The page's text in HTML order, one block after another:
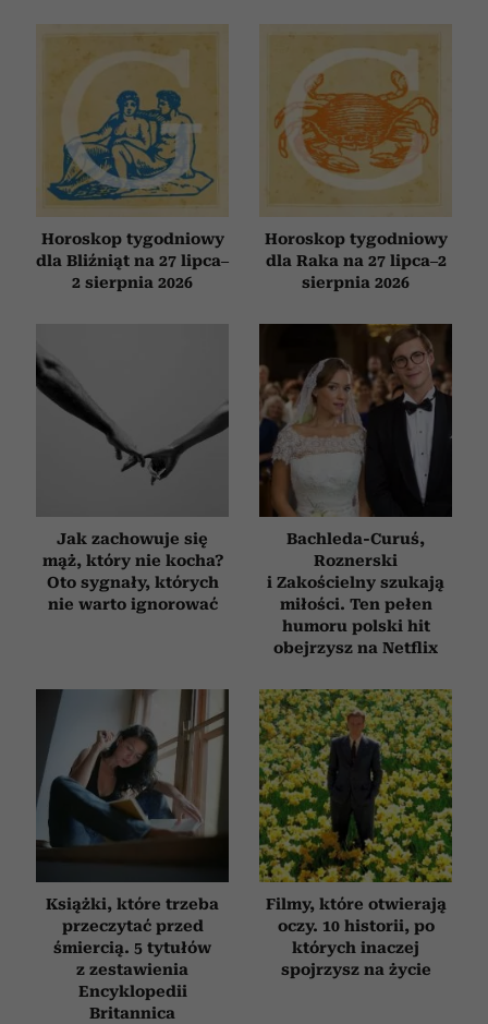
Horoskop tygodniowy
dla Bliźniąt na 27 lipca–
2 sierpnia 2026
Horoskop tygodniowy
dla Raka na 27 lipca–2
sierpnia 2026
Jak zachowuje się
mąż, który nie kocha?
Oto sygnały, których
nie warto ignorować
Bachleda-Curuś,
Roznerski
i Zakościelny szukają
miłości. Ten pełen
humoru polski hit
obejrzysz na Netflix
Książki, które trzeba
przeczytać przed
śmiercią. 5 tytułów
z zestawienia
Encyklopedii
Britannica
Filmy, które otwierają
oczy. 10 historii, po
których inaczej
spojrzysz na życie